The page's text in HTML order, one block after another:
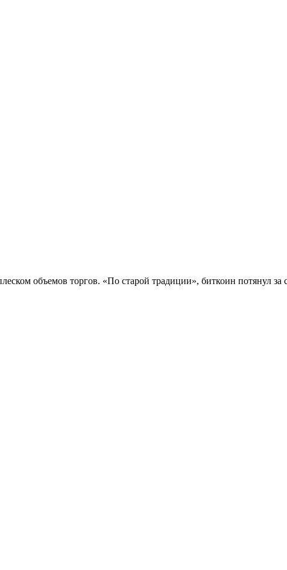
объемов торгов. «По старой традиции», биткоин потянул